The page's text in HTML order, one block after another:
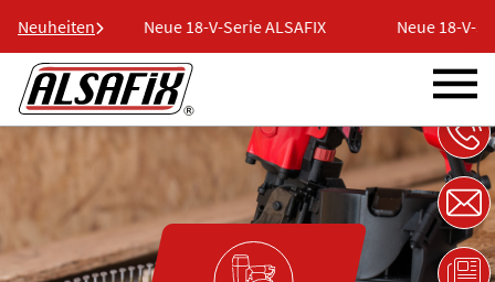
Neuheiten Neue 18-V-Serie ALSAFIX Neue 18-V-